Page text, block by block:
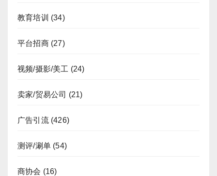
教育培训 (34)
平台招商(27)
视频/摄影/美工 (24)
卖家/贸易公司 (21)
广告引流(426)
测评/涮单 (54)
商协会 (16)